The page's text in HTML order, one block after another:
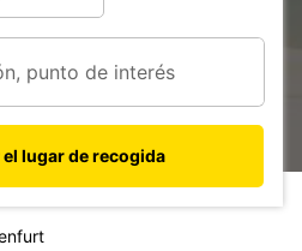
lugar de recogida